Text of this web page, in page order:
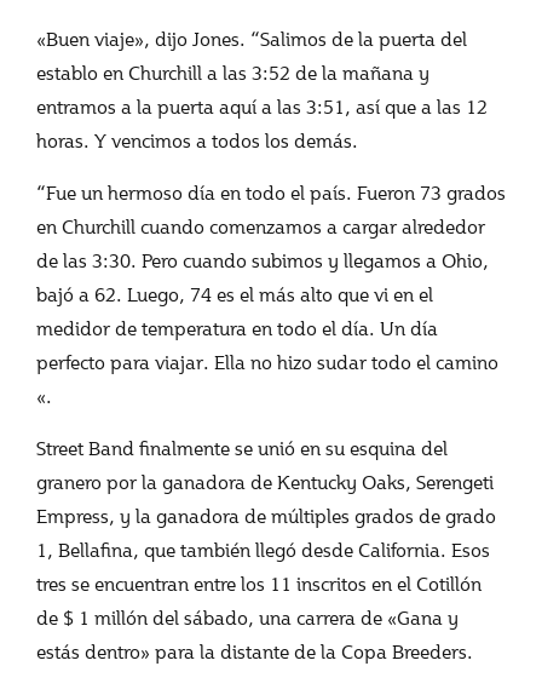
«Buen viaje», dijo Jones. “Salimos de la puerta del
establo en Churchill a las 3:52 de la mañana y
entramos a la puerta aquí a las 3:51, así que a las 12
horas. Y vencimos a todos los demás.
“Fue un hermoso día en todo el país. Fueron 73 grados
en Churchill cuando comenzamos a cargar alrededor
de las 3:30. Pero cuando subimos y llegamos a Ohio,
bajó a 62. Luego, 74 es el más alto que vi en el
medidor de temperatura en todo el día. Un día
perfecto para viajar. Ella no hizo sudar todo el camino
«.
Street Band finalmente se unió en su esquina del
granero por la ganadora de Kentucky Oaks, Serengeti
Empress, y la ganadora de múltiples grados de grado
1, Bellafina, que también llegó desde California. Esos
tres se encuentran entre los 11 inscritos en el Cotillón
de $ 1 millón del sábado, una carrera de «Gana y
estás dentro» para la distante de la Copa Breeders.